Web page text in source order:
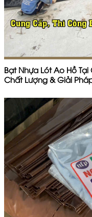
Bạt Nhựa Lót Ao Hồ Tại
Chất Lượng & Giải